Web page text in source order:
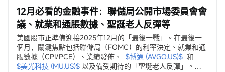
12月必看的金融事件：聯儲局公開市場委員會會
議、就業和通脹數據、聖誕老人反彈等
美國股市正準備迎接2025年12月的「最後一戰」。在最後一
個月，關鍵焦點包括聯儲局（FOMC）的利率決定、就業和通
脹數據（CPI/PCE）、業績發佈、
$博通 (AVGO.US)$ 和
$美光科技 (MU.US)$ 以及備受期待的「聖誕老人反彈」。